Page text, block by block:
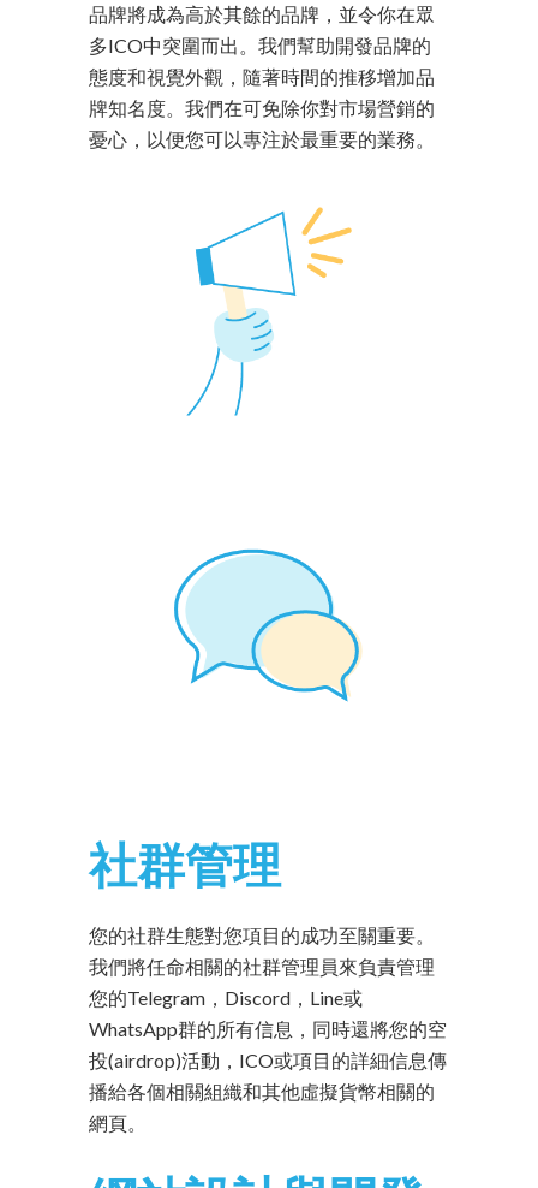
品牌將成為高於其餘的品牌，並令你在眾
多ICO中突圍而出。我們幫助開發品牌的
態度和視覺外觀，隨著時間的推移增加品
牌知名度。我們在可免除你對市場營銷的
憂心，以便您可以專注於最重要的業務。
社群管理
您的社群生態對您項目的成功至關重要。
我們將任命相關的社群管理員來負責管理
您的Telegram，Discord，Line或
WhatsApp群的所有信息，同時還將您的空
投(airdrop)活動，ICO或項目的詳細信息傳
播給各個相關組織和其他虛擬貨幣相關的
網頁。